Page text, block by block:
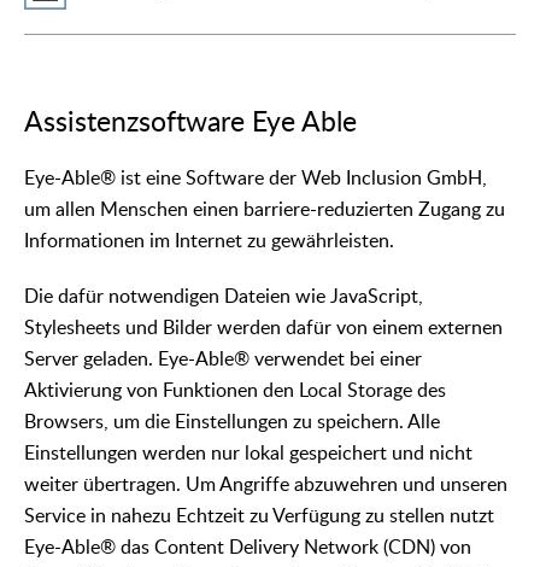
Assistenzsoftware Eye Able
Eye-Able® ist eine Software der Web Inclusion GmbH,
um allen Menschen einen barriere-reduzierten Zugang zu
Informationen im Internet zu gewährleisten.
Die dafür notwendigen Dateien wie JavaScript,
Stylesheets und Bilder werden dafür von einem externen
Server geladen. Eye-Able® verwendet bei einer
Aktivierung von Funktionen den Local Storage des
Browsers, um die Einstellungen zu speichern. Alle
Einstellungen werden nur lokal gespeichert und nicht
weiter übertragen. Um Angriffe abzuwehren und unseren
Service in nahezu Echtzeit zu Verfügung zu stellen nutzt
Eye-Able® das Content Delivery Network (CDN) von